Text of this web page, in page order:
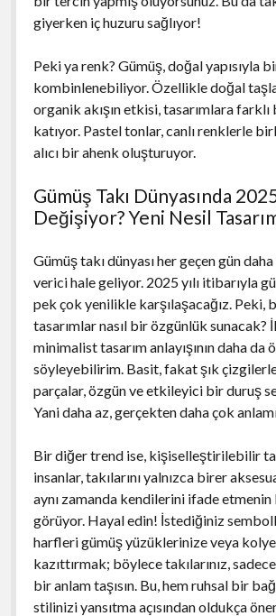
giyerken iç huzuru sağlıyor!
Peki ya renk? Gümüş, doğal yapısıyla
kombinlenebiliyor. Özellikle doğal
organik akışın etkisi, tasarımlara
katıyor. Pastel tonlar, canlı renklerle
alıcı bir ahenk oluşturuyor.
Gümüş Takı Dünyasında
Değişiyor? Yeni Nesil
Gümüş takı dünyası her geçen gün
verici hale geliyor. 2025 yılı itibarıyla
pek çok yenilikle karşılaşacağız. Peki,
tasarımlar nasıl bir özgünlük sunacak?
minimalist tasarım anlayışının daha da
söyleyebilirim. Basit, fakat şık
parçalar, özgün ve etkileyici bir duruş
Yani daha az, gerçekten daha çok
Bir diğer trend ise, kişiselleştirilebilir
insanlar, takılarını yalnızca birer
aynı zamanda kendilerini ifade
görüyor. Hayal edin! İstediğiniz
harfleri gümüş yüzüklerinize veya
kazıttırmak; böylece takılarınız,
bir anlam taşısın. Bu, hem ruhsal bir
stilinizi yansıtma açısından oldukça